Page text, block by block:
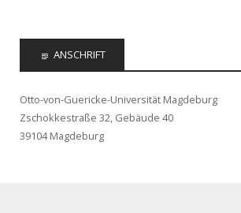
ANSCHRIFT
Otto-von-Guericke-Universität Magdeburg
Zschokkestraße 32, Gebäude 40
39104 Magdeburg